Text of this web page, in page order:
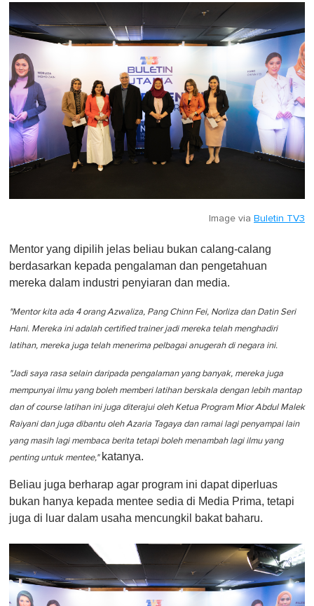
Image via Buletin TV3
Mentor yang dipilih jelas beliau bukan calang-calang
berdasarkan kepada pengalaman dan pengetahuan
mereka dalam industri penyiaran dan media.
"Mentor kita ada 4 orang Azwaliza, Pang Chinn Fei, Norliza dan Datin Seri
Hani. Mereka ini adalah certified trainer jadi mereka telah menghadiri
latihan, mereka juga telah menerima pelbagai anugerah di negara ini.
"Jadi saya rasa selain daripada pengalaman yang banyak, mereka juga
mempunyai ilmu yang boleh memberi latihan berskala dengan lebih mantap
dan of course latihan ini juga diterajui oleh Ketua Program Mior Abdul Malek
Raiyani dan juga dibantu oleh Azaria Tagaya dan ramai lagi penyampai lain
yang masih lagi membaca berita tetapi boleh menambah lagi ilmu yang
penting untuk mentee,"katanya.
Beliau juga berharap agar program ini dapat diperluas
bukan hanya kepada mentee sedia di Media Prima, tetapi
juga di luar dalam usaha mencungkil bakat baharu.